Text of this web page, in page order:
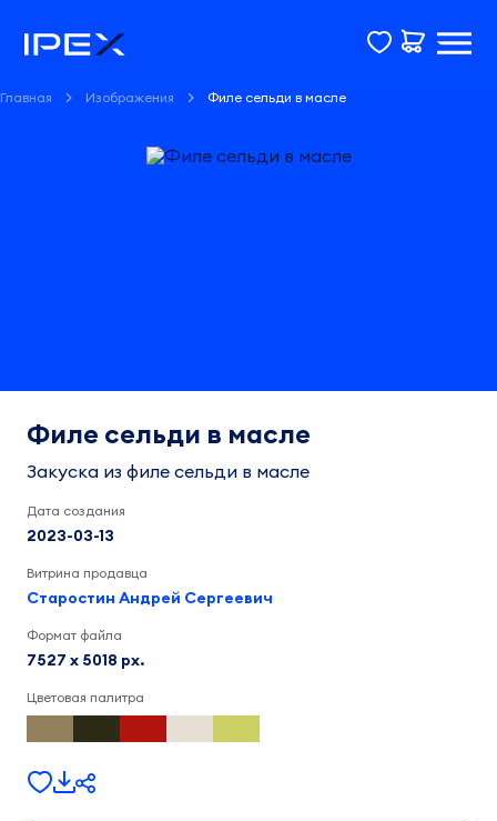
Главная Изображения Филе сельди в масле
Филе сельди в масле
Закуска из филе сельди в масле
Дата создания
2023-03-13
Витрина продавца
Старостин Андрей Сергеевич
Формат файла
7527 x 5018 px.
Цветовая палитра